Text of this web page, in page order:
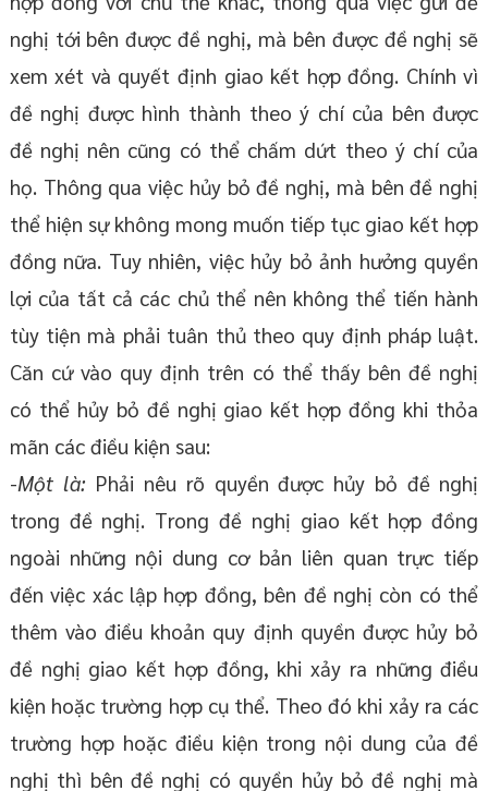
nghị tới bên được đề nghị, mà bên được đề nghị sẽ
xem xét và quyết định giao kết hợp đồng. Chính vì
đề nghị được hình thành theo ý chí của bên được
đề nghị nên cũng có thể chấm dứt theo ý chí của
họ. Thông qua việc hủy bỏ đề nghị, mà bên đề nghị
thể hiện sự không mong muốn tiếp tục giao kết hợp
đồng nữa. Tuy nhiên, việc hủy bỏ ảnh hưởng quyền
lợi của tất cả các chủ thể nên không thể tiến hành
tùy tiện mà phải tuân thủ theo quy định pháp luật.
Căn cứ vào quy định trên có thể thấy bên đề nghị
có thể hủy bỏ đề nghị giao kết hợp đồng khi thỏa
mãn các điều kiện sau:
-Một là: Phải nêu rõ quyền được hủy bỏ đề nghị
trong đề nghị. Trong đề nghị giao kết hợp đồng
ngoài những nội dung cơ bản liên quan trực tiếp
đến việc xác lập hợp đồng, bên đề nghị còn có thể
thêm vào điều khoản quy định quyền được hủy bỏ
đề nghị giao kết hợp đồng, khi xảy ra những điều
kiện hoặc trường hợp cụ thể. Theo đó khi xảy ra các
trường hợp hoặc điều kiện trong nội dung của đề
nghị thì bên đề nghị có quyền hủy bỏ đề nghị mà